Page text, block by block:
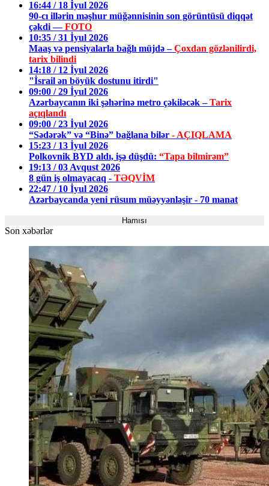
16:44 / 18 İyul 2026
90-cı illərin məşhur müğənnisinin son görüntüsü diqqət
çəkdi —FOTO
10:35 / 31 İyul 2026
Maaş və pensiyalarla bağlı müjdə –Çoxdan gözlənilirdi,
tarix bilindi
14:18 / 12 İyul 2026
"İsrail ən böyük dostunu itirdi"
09:00 / 29 İyul 2026
Azərbaycanın iki şəhərinə metro çəkiləcək –Tarix
açıqlandı
09:00 / 23 İyul 2026
“Sədərək” və “Binə” bağlana bilər - AÇIQLAMA
15:23 / 13 İyul 2026
Polkovnik BYD aldı, işə düşdü: “Tapa bilmirəm”
19:13 / 03 Avqust 2026
8 gün iş olmayacaq - TƏQVİM
22:47 / 10 İyul 2026
Azərbaycanda yeni rüsum müəyyənləşir - 70 manat
Hamısı
Son xəbərlər